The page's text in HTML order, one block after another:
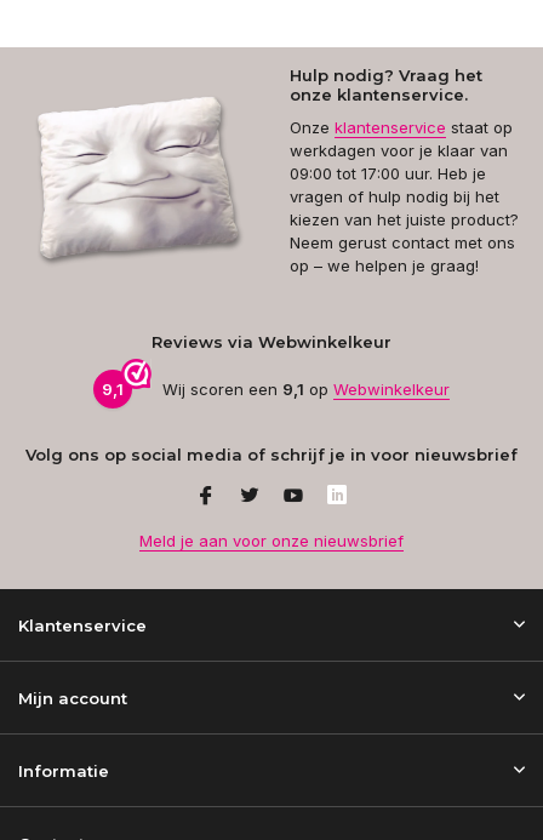
Hulp nodig? Vraag het
onze klantenservice.
Onze klantenservice staat op
werkdagen voor je klaar van
09:00 tot 17:00 uur. Heb je
vragen of hulp nodig bij het
kiezen van het juiste product?
Neem gerust contact met ons
op – we helpen je graag!
Reviews via Webwinkelkeur
9,1 Wij scoren een 9,1 op Webwinkelkeur
Volg ons op social media of schrijf je in voor nieuwsbrief
Meld je aan voor onze nieuwsbrief
Klantenservice
Mijn account
Informatie